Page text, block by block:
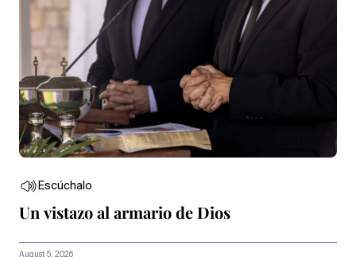
Escúchalo
Un vistazo al armario de Dios
August 5, 2026